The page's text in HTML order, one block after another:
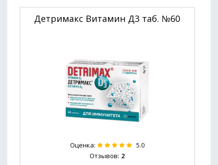
Детримакс Витамин Д3 таб. №60
Оценка: 5.0
Отзывов: 2